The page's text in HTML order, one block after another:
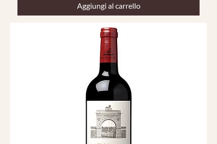
Aggiungi al carrello